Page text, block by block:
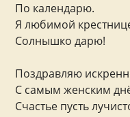
По календарю.
Я любимой
Солнышко дарю!
Поздравляю
С самым женским
Счастье пусть